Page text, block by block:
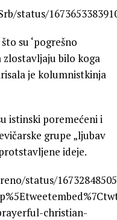
status/
su ‘pogrešno
zlostavljaju bilo koga
je kolumnistkinja
istinski poremećeni i
grupe „ljubav
ideje.
status/
christian-